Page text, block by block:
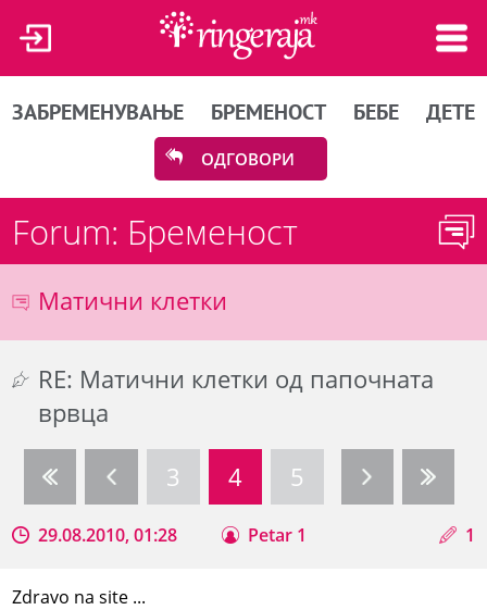
ЗАБРЕМЕНУВАЊЕ БРЕМЕНОСТ БЕБЕ ДЕТЕ
ОДГОВОРИ
Forum: Бременост
Матични клетки
RE: Матични клетки од папочната
врвца
3
4 5
29.08.2010, 01:28 Petar 1 1
Zdravo na site ...